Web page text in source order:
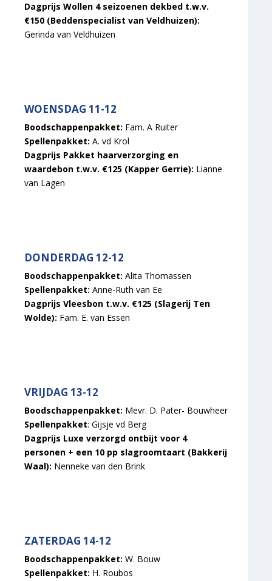
Dagprijs Wollen 4 seizoenen dekbed t.w.v.
€150 (Beddenspecialist van Veldhuizen):
Gerinda van Veldhuizen
WOENSDAG 11-12
Boodschappenpakket: Fam. A Ruiter
Spellenpakket: A. vd Krol
Dagprijs Pakket haarverzorging en
waardebon t.w.v. €125 (Kapper Gerrie): Lianne
van Lagen
DONDERDAG 12-12
Boodschappenpakket: Alita Thomassen
Spellenpakket: Anne-Ruth van Ee
Dagprijs Vleesbon t.w.v. €125 (Slagerij Ten
Wolde): Fam. E. van Essen
VRIJDAG 13-12
Boodschappenpakket: Mevr. D. Pater- Bouwheer
Spellenpakket: Gijsje vd Berg
Dagprijs Luxe verzorgd ontbijt voor 4
personen + een 10 pp slagroomtaart (Bakkerij
Waal): Nenneke van den Brink
ZATERDAG 14-12
Boodschappenpakket: W. Bouw
Spellenpakket: H. Roubos